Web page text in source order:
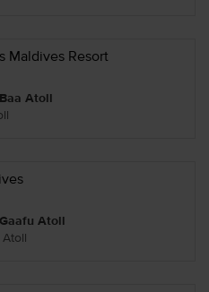
Maldives Resort
Atoll
Atoll
Atoll